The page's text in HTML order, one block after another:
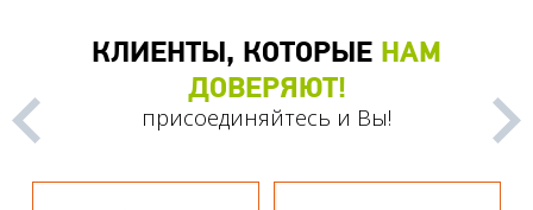
КЛИЕНТЫ, КОТОРЫЕ НАМ
ДОВЕРЯЮТ!
присоединяйтесь и Вы!